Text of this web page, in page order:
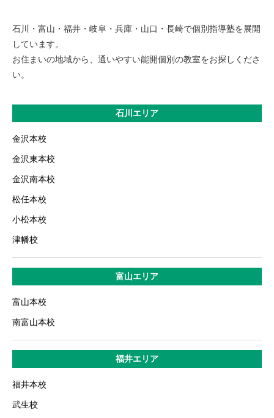
石川・富山・福井・岐阜・兵庫・山口・長崎で個別指導塾を展開
しています。
お住まいの地域から、通いやすい能開個別の教室をお探しくださ
い。
石川エリア
金沢本校
金沢東本校
金沢南本校
松任本校
小松本校
津幡校
富山エリア
富山本校
南富山本校
福井エリア
福井本校
武生校